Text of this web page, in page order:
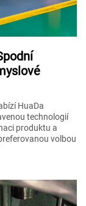
HuaDa
technologií
produktu a
volbou